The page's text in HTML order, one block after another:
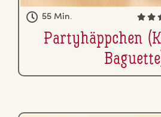
55 Min.
Par­tyhäpp­chen